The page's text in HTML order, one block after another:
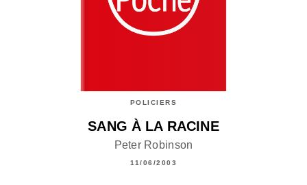
POLICIERS
SANG À LA RACINE
Peter Robinson
11/06/2003